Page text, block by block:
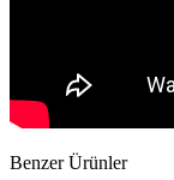
Benzer Ürünler